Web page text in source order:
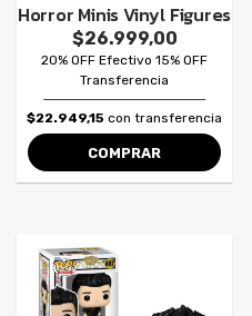
Horror Minis Vinyl Figures
$26.999,00
20% OFF Efectivo 15% OFF
Transferencia
$22.949,15 con transferencia
COMPRAR